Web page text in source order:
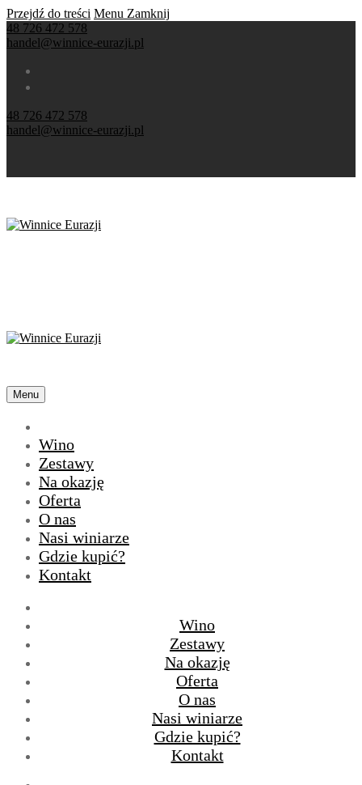
Przejdź do treści Menu Zamknij
48 726 472 578
handel@winnice-eurazji.pl
48 726 472 578
handel@winnice-eurazji.pl
Menu
Wino
Zestawy
Na okazję
Oferta
O nas
Nasi winiarze
Gdzie kupić?
Kontakt
Wino
Zestawy
Na okazję
Oferta
O nas
Nasi winiarze
Gdzie kupić?
Kontakt